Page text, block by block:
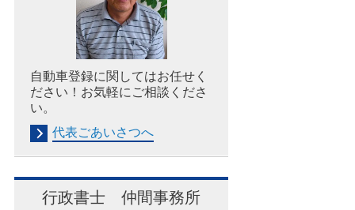
自動車登録に関してはお任せく
ださい！お気軽にご相談くださ
い。
代表ごあいさつへ
行政書士 仲間事務所